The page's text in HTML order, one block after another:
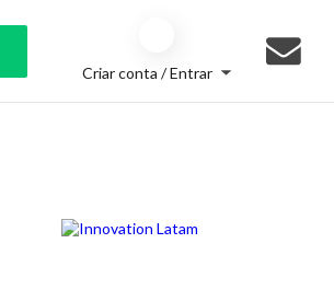
Criar conta / Entrar